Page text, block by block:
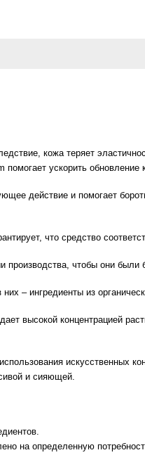
кожа теряет
ускорить обновление
действие и помогает
что средство
производства, чтобы они
– ингредиенты из
высокой концентрацией
искусственных
и сияющей.
на определенную